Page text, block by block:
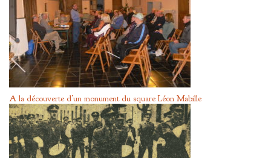
A la découverte d’un monument du square Léon Mabille